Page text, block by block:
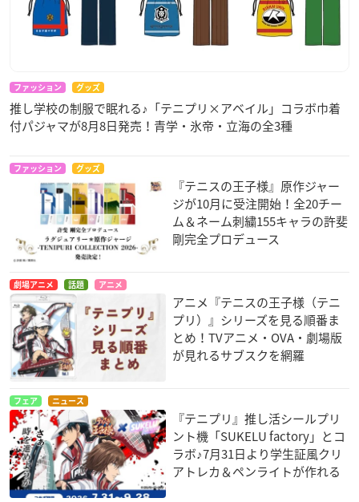
ファッション グッズ
推し学校の制服で眠れる♪「テニプリ×アベイル」コラボ巾着
付パジャマが8月8日発売！青学・氷帝・立海の全3種
ファッション グッズ
『テニスの王子様』原作ジャー
ジが10月に受注開始！全20チー
ム＆ネーム刺繍155キャラの許斐
剛完全プロデュース
劇場アニメ 話題 アニメ
アニメ『テニスの王子様（テニ
プリ）』シリーズを見る順番ま
とめ！TVアニメ・OVA・劇場版
が見れるサブスクを網羅
フェア ニュース
『テニプリ』推し活シールプリ
ント機「SUKELU factory」とコ
ラボ♪7月31日より学生証風クリ
アトレカ＆ペンライトが作れる